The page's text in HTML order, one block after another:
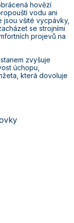
hovězí
vodu ani
jsou všité vycpávky,
se strojními
projevů na
zvyšuje
úchopu,
která dovoluje